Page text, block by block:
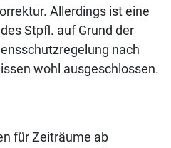
Allerdings ist eine
Stpfl. auf Grund der
nach
wohl ausgeschlossen.
für Zeiträume ab